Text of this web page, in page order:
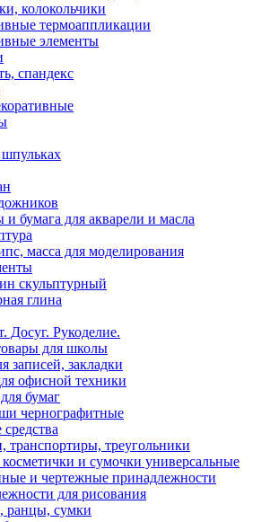
колокольчики
термоаппликации
элементы
спандекс
бумага для акварели и масла
масса для моделирования
скульптурный
глина
Досуг. Рукоделие.
для школы
записей, закладки
офисной техники
бумаг
чернографитные
транспортиры, треугольники
и сумочки универсальные
и чертежные принадлежности
для рисования
ранцы, сумки